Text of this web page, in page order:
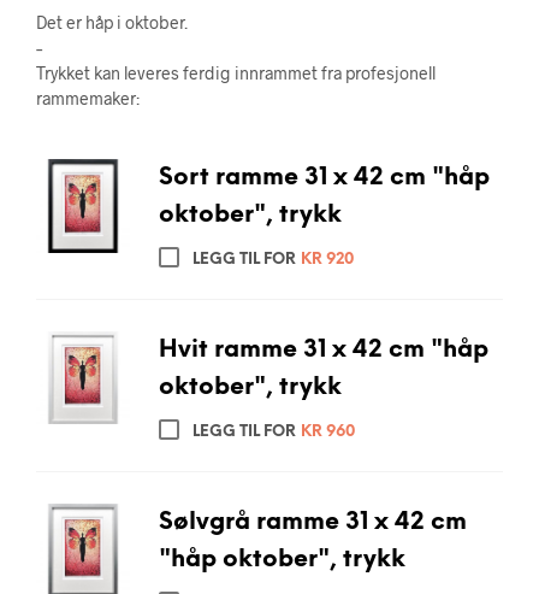
Det er håp i oktober.
–
Trykket kan leveres ferdig innrammet fra profesjonell
rammemaker:
Sort ramme 31 x 42 cm "håp
oktober", trykk
LEGG TIL FOR KR920
Hvit ramme 31 x 42 cm "håp
oktober", trykk
LEGG TIL FOR KR960
Sølvgrå ramme 31 x 42 cm
"håp oktober", trykk